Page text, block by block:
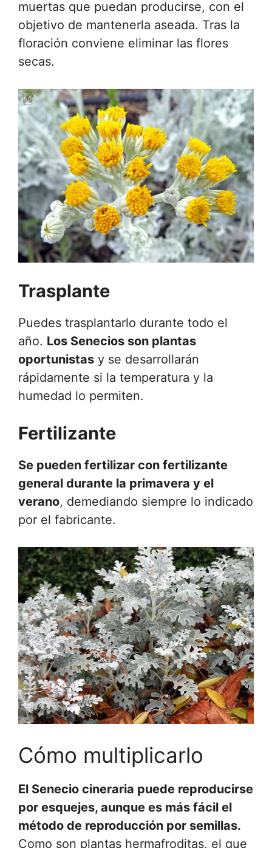
muertas que puedan producirse, con el
objetivo de mantenerla aseada. Tras la
floración conviene eliminar las flores
secas.
Trasplante
Puedes trasplantarlo durante todo el
año. Los Senecios son plantas
oportunistas y se desarrollarán
rápidamente si la temperatura y la
humedad lo permiten.
Fertilizante
Se pueden fertilizar con fertilizante
general durante la primavera y el
verano, demediando siempre lo indicado
por el fabricante.
Cómo multiplicarlo
El Senecio cineraria puede reproducirse
por esquejes, aunque es más fácil el
método de reproducción por semillas.
Como son plantas hermafroditas, el que